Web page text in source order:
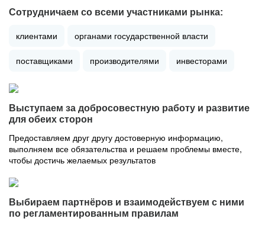
Сотрудничаем со всеми участниками рынка:
клиентами органами государственной власти
поставщиками производителями инвесторами
Выступаем за добросовестную работу и развитие
для обеих сторон
Предоставляем друг другу достоверную информацию,
выполняем все обязательства и решаем проблемы вместе,
чтобы достичь желаемых результатов
Выбираем партнёров и взаимодействуем с ними
по регламентированным правилам